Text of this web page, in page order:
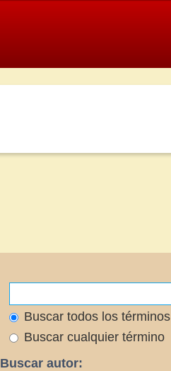
Buscar todos los términos
Buscar cualquier término
Buscar autor: